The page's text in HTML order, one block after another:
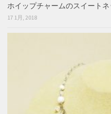
ホイップチャームのスイート
17 1月, 2018